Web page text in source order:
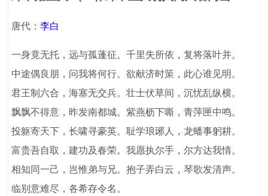
唐代：李白
一身竟无托，远与孤蓬征。千里失所依，复将落叶并。
中途偶良朋，问我将何行。欲献济时策，此心谁见明。
君王制六合，海塞无交兵。壮士伏草间，沉忧乱纵横。
飘飘不得意，昨发南都城。紫燕枥下嘶，青萍匣中鸣。
投躯寄天下，长啸寻豪英。耻学琅琊人，龙蟠事躬耕。
富贵吾自取，建功及春荣。我愿执尔手，尔方达我情。
相知同一己，岂惟弟与兄。抱子弄白云，琴歌发清声。
临别意难尽，各希存令名。